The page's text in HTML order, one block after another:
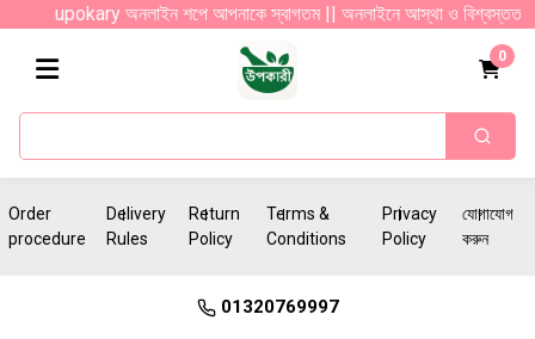
upokary অনলাইন শপে আপনাকে স্বাগতম || অনলাইনে আস্থা ও বিশ্বস্ততার সাথে
0
Order
procedure
Delivery
Rules
Return
Policy
Terms &
Conditions
Privacy
Policy
যোগাযোগ
করুন
01320769997